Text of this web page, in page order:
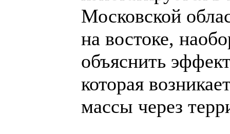
Московской
на востоке,
объяснить
которая
массы через